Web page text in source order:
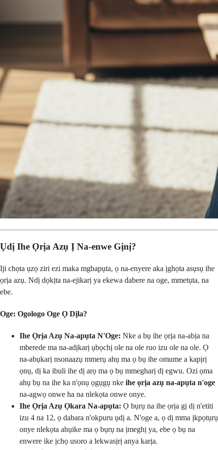
Ụdị Ihe Ọrịa Azụ Ị Na-enwe Gịnị?
Iji chọta ụzọ ziri ezi maka mgbapụta, ọ na-enyere aka ịghọta asụsụ ihe
ọrịa azụ. Ndị dọkịta na-ejikarị ya ekewa dabere na oge, mmetụta, na
ebe.
Oge: Ogologo Oge Ọ Dịla?
Ihe Ọrịa Azụ Na-apụta N'Oge: Nke a bụ ihe ọrịa na-abịa na
mberede ma na-adịkarị ụbọchị ole na ole ruo izu ole na ole. Ọ
na-abụkarị nsonaazụ mmerụ ahụ ma ọ bụ ihe omume a kapịrị
ọnụ, dị ka ibuli ihe dị arọ ma ọ bụ mmegharị dị egwu. Ozi ọma
ahụ bụ na ihe ka n'ọnụ ọgụgụ nke ihe ọrịa azụ na-apụta n'oge
na-agwọ onwe ha na nlekọta onwe onye.
Ihe Ọrịa Azụ Ọkara Na-apụta: Ọ bụrụ na ihe ọrịa gị dị n'etiti
izu 4 na 12, ọ dabara n'okpuru ụdị a. N'oge a, ọ dị mma ịkpọtụrụ
onye nlekọta ahụike ma ọ bụrụ na ịmeghị ya, ebe ọ bụ na
enwere ike ịchọ usoro a lekwasịrị anya karịa.